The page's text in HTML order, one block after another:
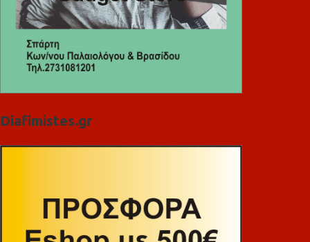
Diafimistes.gr